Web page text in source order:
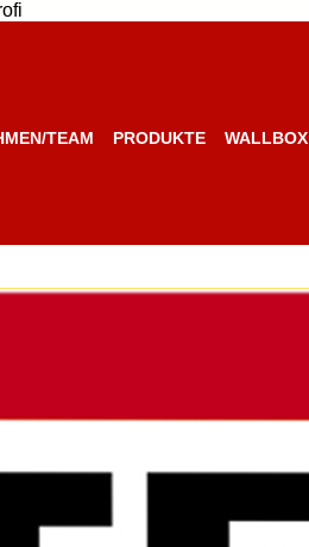
TEAM PRODUKTE WALLBOX